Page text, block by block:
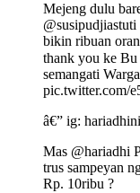
Mejeng dulu
@susipudjiastuti
bikin ribuan
thank you ke
semangati
pic.twitter.com/
â€” ig:
Mas @hariadhi
trus sampeyan
Rp. 10ribu ?